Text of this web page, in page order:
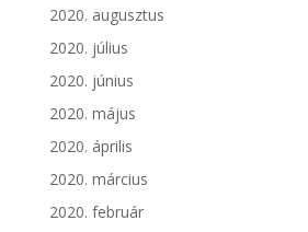
2020. augusztus
2020. július
2020. június
2020. május
2020. április
2020. március
2020. február